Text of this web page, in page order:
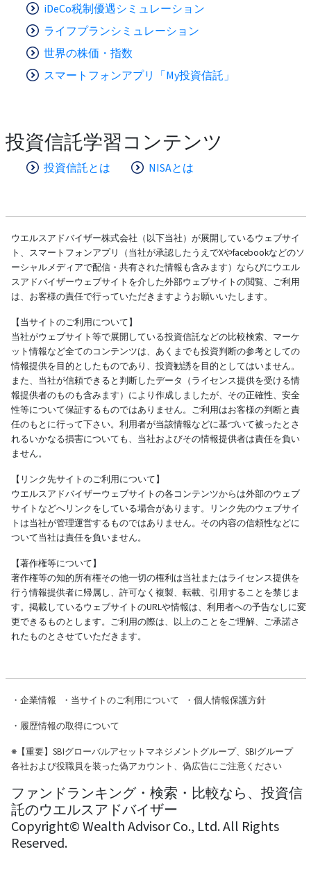
iDeCo税制優遇シミュレーション
ライフプランシミュレーション
世界の株価・指数
スマートフォンアプリ「My投資信託」
投資信託学習コンテンツ
投資信託とは NISAとは
ウエルスアドバイザー株式会社（以下当社）が展開しているウェブサイ
ト、スマートフォンアプリ（当社が承認したうえでXやfacebookなどのソ
ーシャルメディアで配信・共有された情報も含みます）ならびにウエル
スアドバイザーウェブサイトを介した外部ウェブサイトの閲覧、ご利用
は、お客様の責任で行っていただきますようお願いいたします。
【当サイトのご利用について】
当社がウェブサイト等で展開している投資信託などの比較検索、マーケ
ット情報など全てのコンテンツは、あくまでも投資判断の参考としての
情報提供を目的としたものであり、投資勧誘を目的としてはいません。
また、当社が信頼できると判断したデータ（ライセンス提供を受ける情
報提供者のものも含みます）により作成しましたが、その正確性、安全
性等について保証するものではありません。ご利用はお客様の判断と責
任のもとに行って下さい。利用者が当該情報などに基づいて被ったとさ
れるいかなる損害についても、当社およびその情報提供者は責任を負い
ません。
【リンク先サイトのご利用について】
ウエルスアドバイザーウェブサイトの各コンテンツからは外部のウェブ
サイトなどへリンクをしている場合があります。リンク先のウェブサイ
トは当社が管理運営するものではありません。その内容の信頼性などに
ついて当社は責任を負いません。
【著作権等について】
著作権等の知的所有権その他一切の権利は当社またはライセンス提供を
行う情報提供者に帰属し、許可なく複製、転載、引用することを禁じま
す。掲載しているウェブサイトのURLや情報は、利用者への予告なしに変
更できるものとします。ご利用の際は、以上のことをご理解、ご承諾さ
れたものとさせていただきます。
・ 企業情報 ・ 当サイトのご利用について ・ 個人情報保護方針
・ 履歴情報の取得について
※【重要】SBIグローバルアセットマネジメントグループ、SBIグループ
各社および役職員を装った偽アカウント、偽広告にご注意ください
ファンドランキング・検索・比較なら、投資信
託のウエルスアドバイザー
Copyright© Wealth Advisor Co., Ltd. All Rights
Reserved.